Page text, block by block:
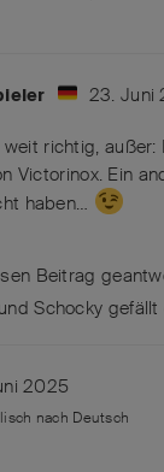
23. Juni
richtig, außer:
Victorinox. Ein
haben…
Beitrag
Schocky gefällt
2025
nach Deutsch